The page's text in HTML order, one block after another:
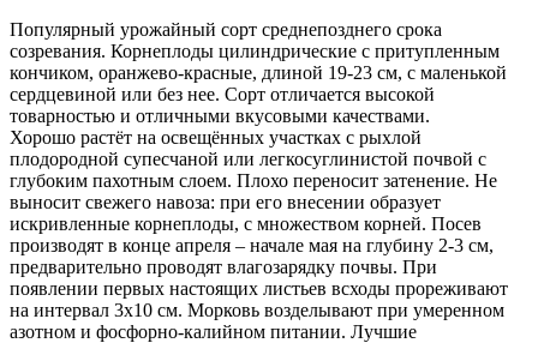
Популярный урожайный сорт среднепозднего срока
созревания. Корнеплоды цилиндрические с притупленным
кончиком, оранжево-красные, длиной 19-23 см, с маленькой
сердцевиной или без нее. Сорт отличается высокой
товарностью и отличными вкусовыми качествами.
Хорошо растёт на освещённых участках с рыхлой
плодородной супесчаной или легкосуглинистой почвой с
глубоким пахотным слоем. Плохо переносит затенение. Не
выносит свежего навоза: при его внесении образует
искривленные корнеплоды, с множеством корней. Посев
производят в конце апреля – начале мая на глубину 2-3 см,
предварительно проводят влагозарядку почвы. При
появлении первых настоящих листьев всходы прореживают
на интервал 3х10 см. Морковь возделывают при умеренном
азотном и фосфорно-калийном питании. Лучшие